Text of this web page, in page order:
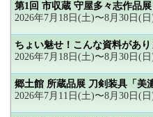
第1回 市収蔵 守屋多々志作品展
2026年7月18日(土)〜8月30日(
ちょい魅せ！こんな資料があり
2026年7月18日(土)〜8月30日(
郷土館 所蔵品展 刀剣装具「美
2026年7月11日(土)〜8月30日(